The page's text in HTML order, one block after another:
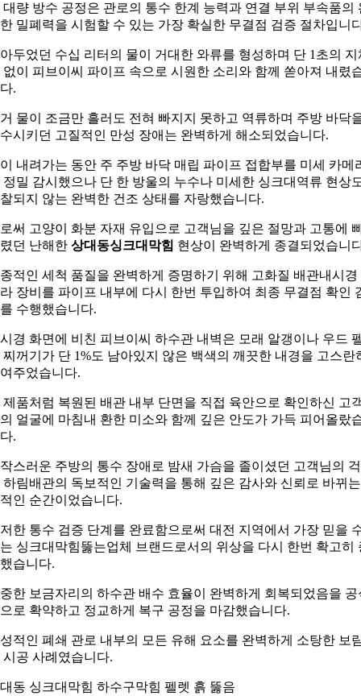
대량 방수 공정은 관로의 통수 한계 능력과 연결 부위 부속품의
밀폐력을 시험할 수 있는 가장 확실한 무결점 검증 절차입니
두었던 수십 리터의 물이 거대한 와류를 형성하며 단 1초의 지
없이 피브이씨 파이프 속으로 시원한 소리와 함께 쏟아져 내렸
.
물이 조금만 흘러도 전혀 빠지지 못하고 역류하며 주방 바닥
시키던 고질적인 만성 장애는 완벽하게 해소되었습니다.
내려가는 동안 주 주방 바닥 매립 파이프 접합부를 미세 카메
정밀 감시했으나 단 한 방울의 누수나 미세한 싱크대역류 현상
되지 않는 완벽한 건조 상태를 자랑했습니다.
써 고양이 화분 자재 유입으로 고객님을 깊은 절망과 고통에
던 난해한 상대동싱크대막힘 현상이 완벽하게 종결되었습니
적인 세척 품질을 완벽하게 증명하기 위해 고화질 배관내시경
장비를 파이프 내부에 다시 한번 투입하여 최종 무결점 확인
수행했습니다.
경 화면에 비친 피브이씨 하수관 내벽은 모래 알갱이나 우드
찌꺼기가 단 1%도 남아있지 않은 백색의 깨끗한 내경을 고스란
주었습니다.
제품처럼 복원된 배관 내부 단면을 직접 육안으로 확인하신 고
얼굴에 마침내 환한 미소와 함께 깊은 안도가 가득 피어올랐
.
스러운 주방의 통수 장애로 밤새 가슴을 졸이셨던 고객님의
하림배관의 독보적인 기술력을 통해 깊은 감사와 신뢰로 바뀌는
인 순간이었습니다.
한 통수 검증 단계를 완료함으로써 대전 지역에서 가장 믿을
싱크대막힘뚫는업체 브랜드로서의 위상을 다시 한번 확고히
습니다.
한 보금자리의 하수관 배수 효율이 완벽하게 회복되었음을 공
로 확약하고 정교하게 복구 공정을 마감했습니다.
적인 폐쇄 관로 내부의 모든 유해 요소를 완벽하게 소탕한 보
시공 사례였습니다.
동 싱크대막힘 하수구막힘 펠렛 흙 뚫음